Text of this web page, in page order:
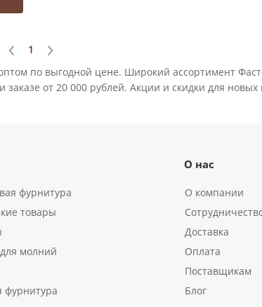
1
по выгодной цене. Широкий ассортимент
от 20 000 рублей. Акции и скидки для
фурнитура
товары
молний
фурнитура
О нас
О компании
Доставка
Оплата
Поставщикам
Блог